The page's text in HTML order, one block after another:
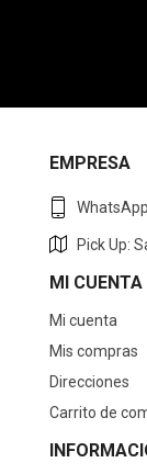
EMPRESA
Pick Up:
MI CUENTA
Mi cuenta
Mis compras
Direcciones
Carrito de